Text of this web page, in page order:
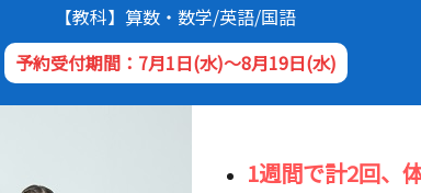
【教科】算数・数学/英語/国語
予約受付期間：7月1日(水)～8月19日(水)
1週間で計2回、